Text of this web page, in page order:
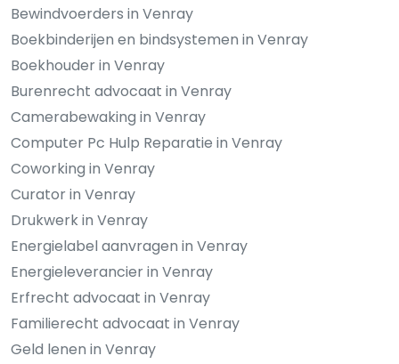
Bewindvoerders in Venray
Boekbinderijen en bindsystemen in Venray
Boekhouder in Venray
Burenrecht advocaat in Venray
Camerabewaking in Venray
Computer Pc Hulp Reparatie in Venray
Coworking in Venray
Curator in Venray
Drukwerk in Venray
Energielabel aanvragen in Venray
Energieleverancier in Venray
Erfrecht advocaat in Venray
Familierecht advocaat in Venray
Geld lenen in Venray